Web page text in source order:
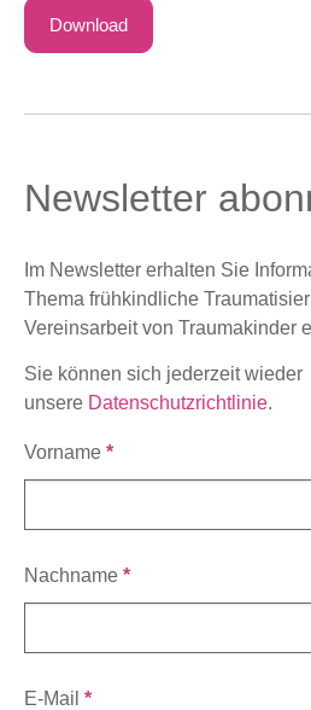
Download
Newsletter
Im Newsletter erhalten Sie
Thema frühkindliche
Vereinsarbeit von Traumakinder
Sie können sich jederzeit
unsere Datenschutzrichtlinie.
Vorname *
Nachname *
E-Mail *